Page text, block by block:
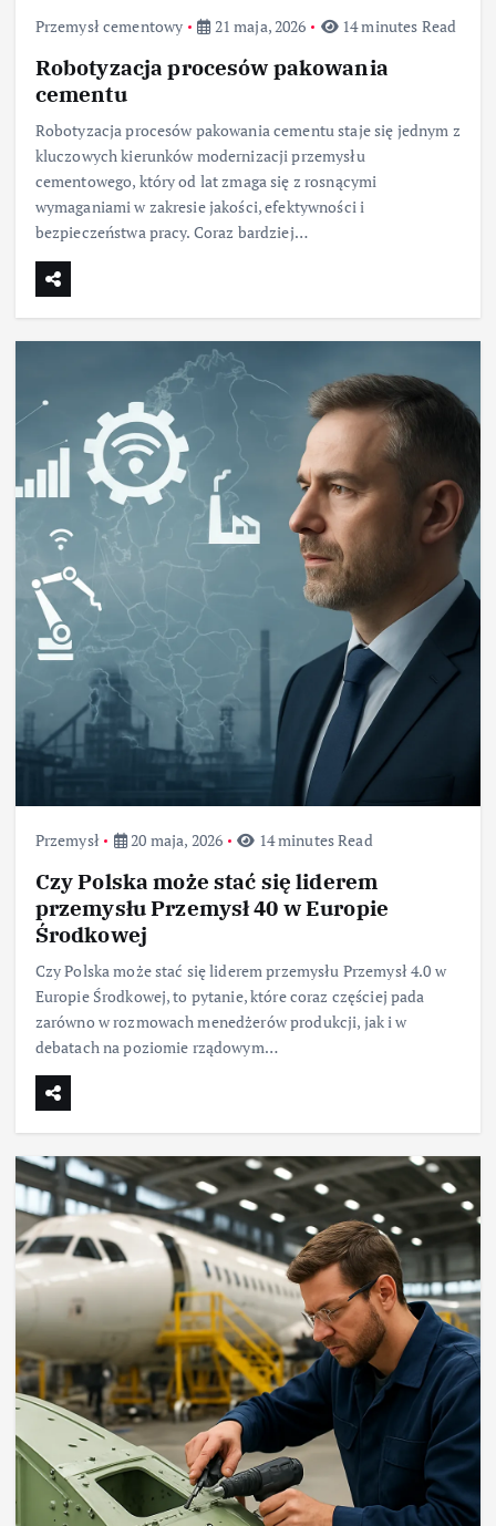
Przemysł cementowy 21 maja, 2026 14 minutes Read
Robotyzacja procesów pakowania
cementu
Robotyzacja procesów pakowania cementu staje się jednym z
kluczowych kierunków modernizacji przemysłu
cementowego, który od lat zmaga się z rosnącymi
wymaganiami w zakresie jakości, efektywności i
bezpieczeństwa pracy. Coraz bardziej…
Przemysł 20 maja, 2026 14 minutes Read
Czy Polska może stać się liderem
przemysłu Przemysł 40 w Europie
Środkowej
Czy Polska może stać się liderem przemysłu Przemysł 4.0 w
Europie Środkowej, to pytanie, które coraz częściej pada
zarówno w rozmowach menedżerów produkcji, jak i w
debatach na poziomie rządowym…